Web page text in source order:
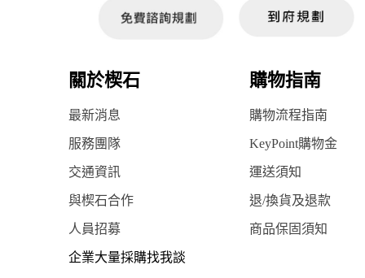
關於楔石 購物指南
最新消息 購物流程指南
服務團隊 KeyPoint購物金
交通資訊 運送須知
與楔石合作 退/換貨及退款
人員招募 商品保固須知
企業大量採購找我談